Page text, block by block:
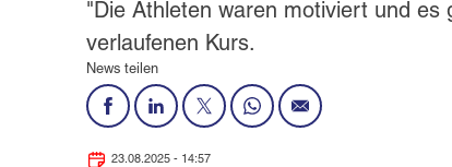
"Die Athleten waren motiviert und es
verlaufenen Kurs.
News teilen
23.08.2025 - 14:57